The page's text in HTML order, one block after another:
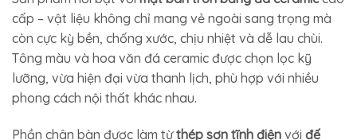
cấp – vật liệu không chỉ mang vẻ ngoài sang trọng mà
còn cực kỳ bền, chống xước, chịu nhiệt và dễ lau chùi.
Tông màu và hoa văn đá ceramic được chọn lọc kỹ
lưỡng, vừa hiện đại vừa thanh lịch, phù hợp với nhiều
phong cách nội thất khác nhau.
Phần chân bàn được làm từthép sơn tĩnh điện với đế